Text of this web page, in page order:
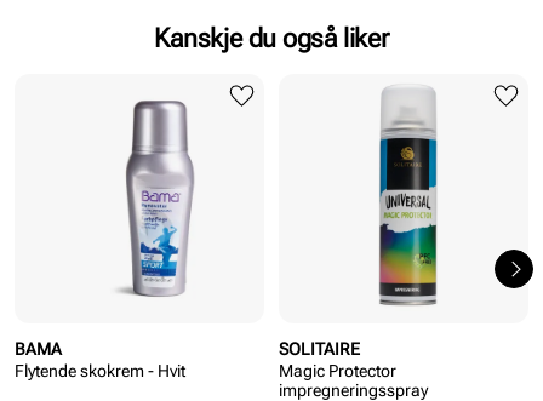
Kanskje du også liker
BAMA
Flytende skokrem - Hvit
SOLITAIRE
Magic Protector
impregneringsspray